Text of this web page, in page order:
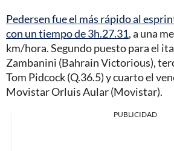
Pedersen fue el más rápido al
con un tiempo de 3h.27.31, a una
km/hora. Segundo puesto para el
Zambanini (Bahrain Victorious),
Tom Pidcock (Q.36.5) y cuarto el
Movistar Orluis Aular (Movistar).
PUBLICIDAD